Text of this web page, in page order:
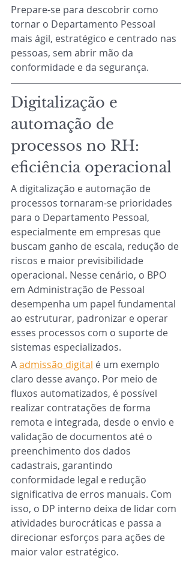
Prepare-se para descobrir como
tornar o Departamento Pessoal
mais ágil, estratégico e centrado nas
pessoas, sem abrir mão da
conformidade e da segurança.
Digitalização e
automação de
processos no RH:
eficiência operacional
A digitalização e automação de
processos tornaram-se prioridades
para o Departamento Pessoal,
especialmente em empresas que
buscam ganho de escala, redução de
riscos e maior previsibilidade
operacional. Nesse cenário, o BPO
em Administração de Pessoal
desempenha um papel fundamental
ao estruturar, padronizar e operar
esses processos com o suporte de
sistemas especializados.
A admissão digital é um exemplo
claro desse avanço. Por meio de
fluxos automatizados, é possível
realizar contratações de forma
remota e integrada, desde o envio e
validação de documentos até o
preenchimento dos dados
cadastrais, garantindo
conformidade legal e redução
significativa de erros manuais. Com
isso, o DP interno deixa de lidar com
atividades burocráticas e passa a
direcionar esforços para ações de
maior valor estratégico.